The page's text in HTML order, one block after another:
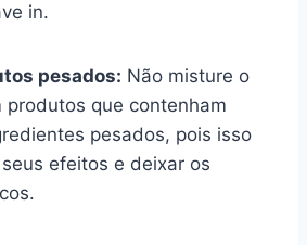
in.
pesados: Não misture o
produtos que contenham
pesados, pois isso
efeitos e deixar os